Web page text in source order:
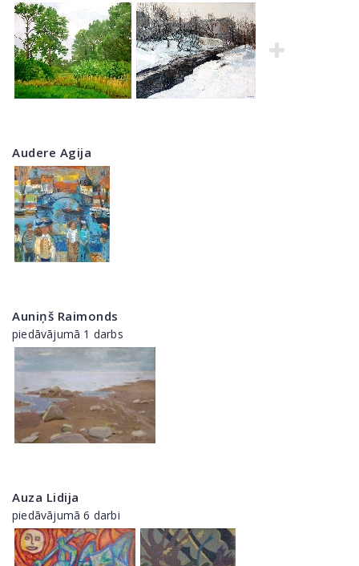
Audere Agija
Auniņš Raimonds
piedāvājumā 1 darbs
Auza Lidija
piedāvājumā 6 darbi